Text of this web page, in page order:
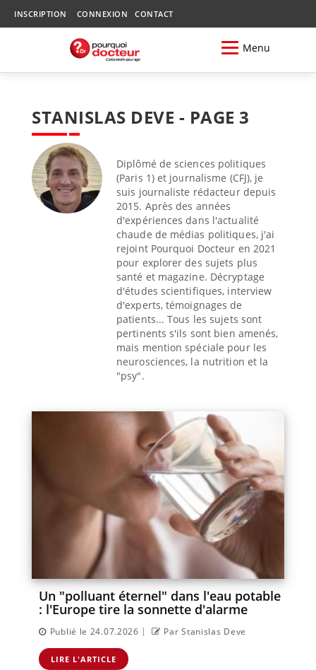
INSCRIPTION CONNEXION CONTACT
Menu
STANISLAS DEVE - PAGE 3
Diplômé de sciences politiques
(Paris 1) et journalisme (CFJ), je
suis journaliste rédacteur depuis
2015. Après des années
d'expériences dans l'actualité
chaude de médias politiques, j'ai
rejoint Pourquoi Docteur en 2021
pour explorer des sujets plus
santé et magazine. Décryptage
d'études scientifiques, interview
d'experts, témoignages de
patients... Tous les sujets sont
pertinents s'ils sont bien amenés,
mais mention spéciale pour les
neurosciences, la nutrition et la
"psy".
Un "polluant éternel" dans l'eau potable
: l'Europe tire la sonnette d'alarme
Publié le 24.07.2026 | Par Stanislas Deve
LIRE L'ARTICLE